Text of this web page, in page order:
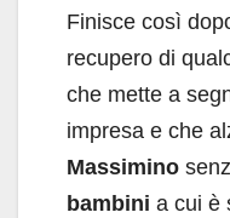
Finisce così
recupero di
che mette a
impresa e che
Massimino
bambini a cui è